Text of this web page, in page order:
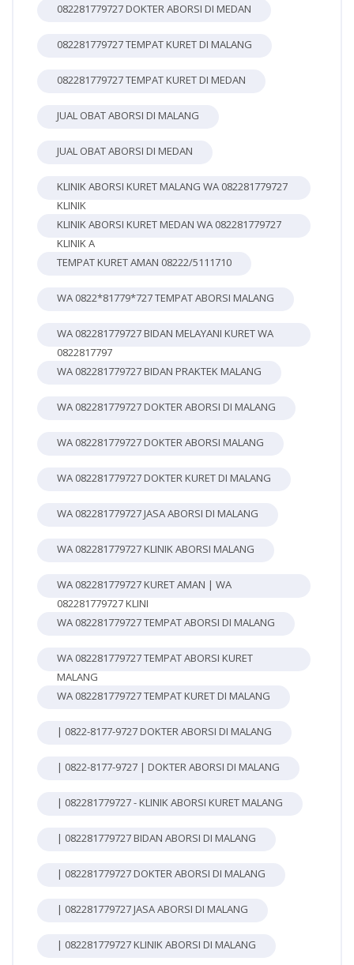
082281779727 DOKTER ABORSI DI MEDAN
082281779727 TEMPAT KURET DI MALANG
082281779727 TEMPAT KURET DI MEDAN
JUAL OBAT ABORSI DI MALANG
JUAL OBAT ABORSI DI MEDAN
KLINIK ABORSI KURET MALANG WA 082281779727
KLINIK
KLINIK ABORSI KURET MEDAN WA 082281779727
KLINIK A
TEMPAT KURET AMAN 08222/5111710
WA 0822*81779*727 TEMPAT ABORSI MALANG
WA 082281779727 BIDAN MELAYANI KURET WA
0822817797
WA 082281779727 BIDAN PRAKTEK MALANG
WA 082281779727 DOKTER ABORSI DI MALANG
WA 082281779727 DOKTER ABORSI MALANG
WA 082281779727 DOKTER KURET DI MALANG
WA 082281779727 JASA ABORSI DI MALANG
WA 082281779727 KLINIK ABORSI MALANG
WA 082281779727 KURET AMAN | WA
082281779727 KLINI
WA 082281779727 TEMPAT ABORSI DI MALANG
WA 082281779727 TEMPAT ABORSI KURET
MALANG
WA 082281779727 TEMPAT KURET DI MALANG
| 0822-8177-9727 DOKTER ABORSI DI MALANG
| 0822-8177-9727 | DOKTER ABORSI DI MALANG
| 082281779727 - KLINIK ABORSI KURET MALANG
| 082281779727 BIDAN ABORSI DI MALANG
| 082281779727 DOKTER ABORSI DI MALANG
| 082281779727 JASA ABORSI DI MALANG
| 082281779727 KLINIK ABORSI DI MALANG